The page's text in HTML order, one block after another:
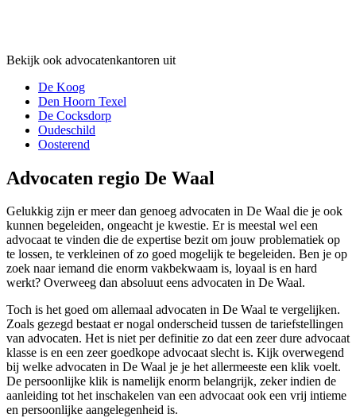
Bekijk ook advocatenkantoren uit
De Koog
Den Hoorn Texel
De Cocksdorp
Oudeschild
Oosterend
Advocaten regio De Waal
Gelukkig zijn er meer dan genoeg advocaten in De Waal die je ook
kunnen begeleiden, ongeacht je kwestie. Er is meestal wel een
advocaat te vinden die de expertise bezit om jouw problematiek op
te lossen, te verkleinen of zo goed mogelijk te begeleiden. Ben je op
zoek naar iemand die enorm vakbekwaam is, loyaal is en hard
werkt? Overweeg dan absoluut eens advocaten in De Waal.
Toch is het goed om allemaal advocaten in De Waal te vergelijken.
Zoals gezegd bestaat er nogal onderscheid tussen de tariefstellingen
van advocaten. Het is niet per definitie zo dat een zeer dure advocaat
klasse is en een zeer goedkope advocaat slecht is. Kijk overwegend
bij welke advocaten in De Waal je je het allermeeste een klik voelt.
De persoonlijke klik is namelijk enorm belangrijk, zeker indien de
aanleiding tot het inschakelen van een advocaat ook een vrij intieme
en persoonlijke aangelegenheid is.